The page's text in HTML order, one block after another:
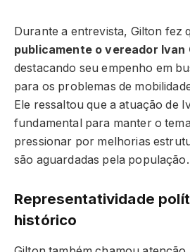
Durante a entrevista, Gilton fez
publicamente o vereador Ivan
destacando seu empenho em
para os problemas de
Ele ressaltou que a atuação de
fundamental para manter o
pressionar por melhorias
são aguardadas pela população.
Representatividade
histórico